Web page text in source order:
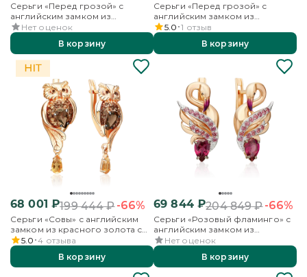
Серьги «Перед грозой» с
английским замком из
красного золота с
перламутром
Нет оценок
В корзину
Серьги «Перед грозой» с
английским замком из
красного золота с
перламутром
5.0 1 отзыв
В корзину
68 001 ₽199 444₽-66%
Серьги «Совы» с английским
замком из красного золота с
кварцем дымчатым, цитринами
и эмалью
5.0 4 отзыва
В корзину
69 844₽204 849₽-66%
Серьги «Розовый фламинго» с
английским замком из
красного золота с гранатами и
эмалью
Нет оценок
В корзину